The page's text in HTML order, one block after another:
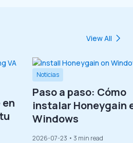
View All
Noticias
Paso a paso: Cómo
instalar Honeygain
Windows
2026-07-23 • 3 min read